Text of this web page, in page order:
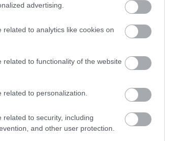
advertising.
to analytics like cookies on
to functionality of the website
to personalization.
to security, including
and other user protection.
forduló! (X)
PCW HÍREK